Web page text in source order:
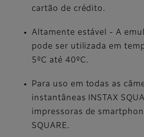
cartão de crédito.
Altamente estável - A
pode ser utilizada em
5ºC até 40ºC.
Para uso em todas as
instantâneas INSTAX
impressoras de
SQUARE.